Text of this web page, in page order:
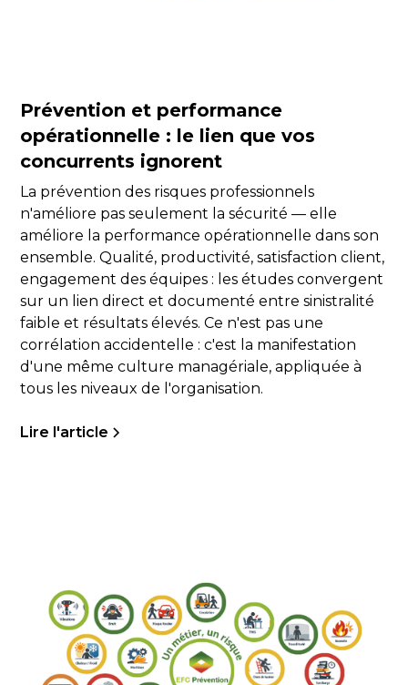
Prévention et performance
opérationnelle : le lien que vos
concurrents ignorent
La prévention des risques professionnels
n'améliore pas seulement la sécurité — elle
améliore la performance opérationnelle dans son
ensemble. Qualité, productivité, satisfaction client,
engagement des équipes : les études convergent
sur un lien direct et documenté entre sinistralité
faible et résultats élevés. Ce n'est pas une
corrélation accidentelle : c'est la manifestation
d'une même culture managériale, appliquée à
tous les niveaux de l'organisation.
Lire l'article